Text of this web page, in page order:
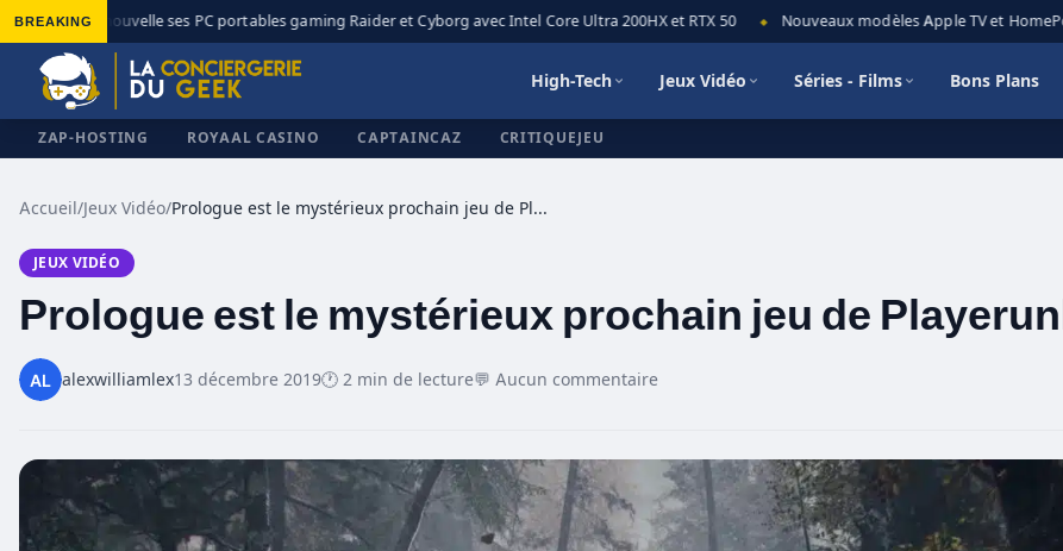
BREAKING
◆ MSI renouvelle ses PC portables gaming Raider et Cyborg avec Intel Core Ultra 200HX et RTX 50 Nouveaux modèles Apple TV et HomePod
High-Tech Jeux Vidéo Séries - Films Bons Plans
ZAP-HOSTING ROYAAL CASINO CAPTAINCAZ CRITIQUEJEU
Accueil/Jeux Vidéo/ Prologue est le mystérieux prochain jeu de Playerunknown
JEUX VIDÉO
Prologue est le mystérieux prochain jeu de
alexwilliamlex13 décembre 2019🕐 2 min de lecture💬 Aucun commentaire